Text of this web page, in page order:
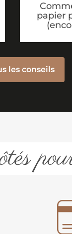
papier
les conseils